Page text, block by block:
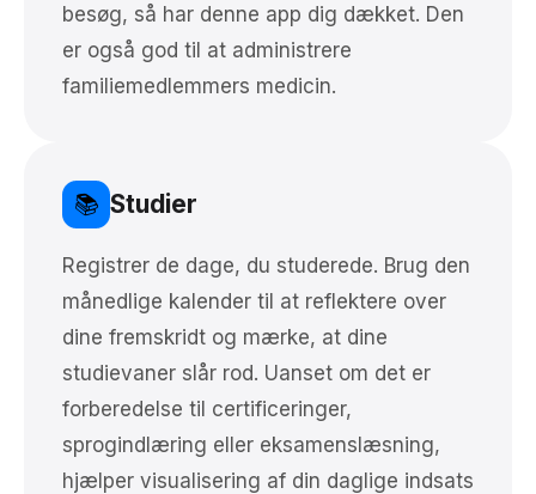
besøg, så har denne app dig dækket. Den
er også god til at administrere
familiemedlemmers medicin.
📚 Studier
Registrer de dage, du studerede. Brug den
månedlige kalender til at reflektere over
dine fremskridt og mærke, at dine
studievaner slår rod. Uanset om det er
forberedelse til certificeringer,
sprogindlæring eller eksamenslæsning,
hjælper visualisering af din daglige indsats